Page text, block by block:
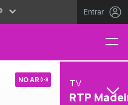
Entrar
NO AR TV
RTP